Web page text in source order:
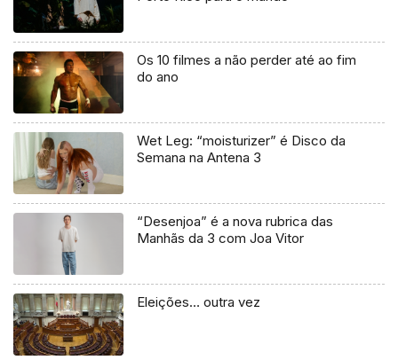
Os 10 filmes a não perder até ao fim
do ano
Wet Leg: “moisturizer” é Disco da
Semana na Antena 3
“Desenjoa” é a nova rubrica das
Manhãs da 3 com Joa Vitor
Eleições… outra vez